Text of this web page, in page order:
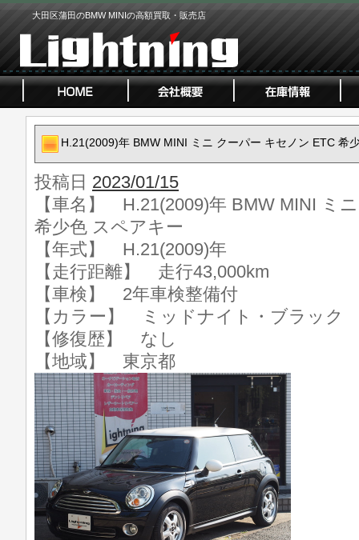
大田区蒲田のBMW MINIの高額買取・販売店
H.21(2009)年 BMW MINI ミニ クーパー キセノン ETC 希
投稿日 2023/01/15
【車名】 H.21(2009)年 BMW MINI ミ
希少色 スペアキー
【年式】 H.21(2009)年
【走行距離】 走行43,000km
【車検】 2年車検整備付
【カラー】 ミッドナイト・ブラック
【修復歴】 なし
【地域】 東京都